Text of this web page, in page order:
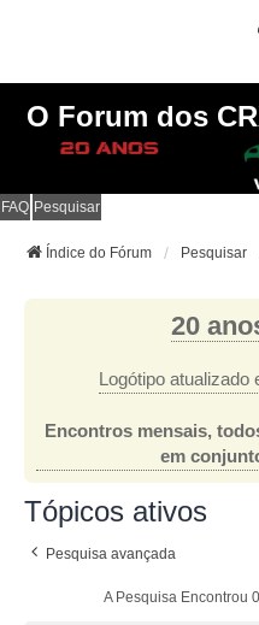
O Forum dos
FAQ Pesquisar
Índice do Fórum Pesquisar
20
Logótipo
Encontros mensais,
em
Tópicos ativos
Pesquisa avançada
A Pesquisa Encontrou